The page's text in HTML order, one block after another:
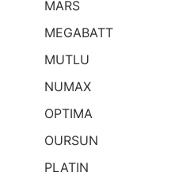
MARS
MEGABATT
MUTLU
NUMAX
OPTIMA
OURSUN
PLATIN